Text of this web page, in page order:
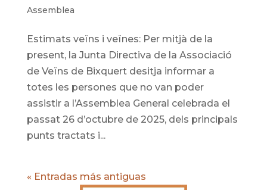
Assemblea
Estimats veïns i veïnes: Per mitjà de la
present, la Junta Directiva de la Associació
de Veïns de Bixquert desitja informar a
totes les persones que no van poder
assistir a l’Assemblea General celebrada el
passat 26 d’octubre de 2025, dels principals
punts tractats i...
« Entradas más antiguas